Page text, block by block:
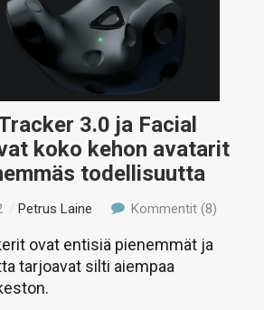
3.0 ja Facial
koko kehon avatarit
todellisuutta
/ Petrus Laine Kommentit (8)
ovat entisiä pienemmät ja
tarjoavat silti aiempaa